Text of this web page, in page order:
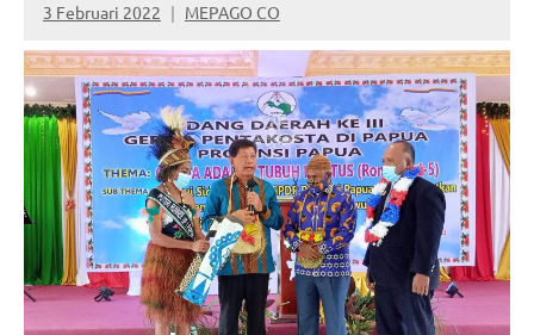
3 Februari 2022 MEPAGO CO
No
comments